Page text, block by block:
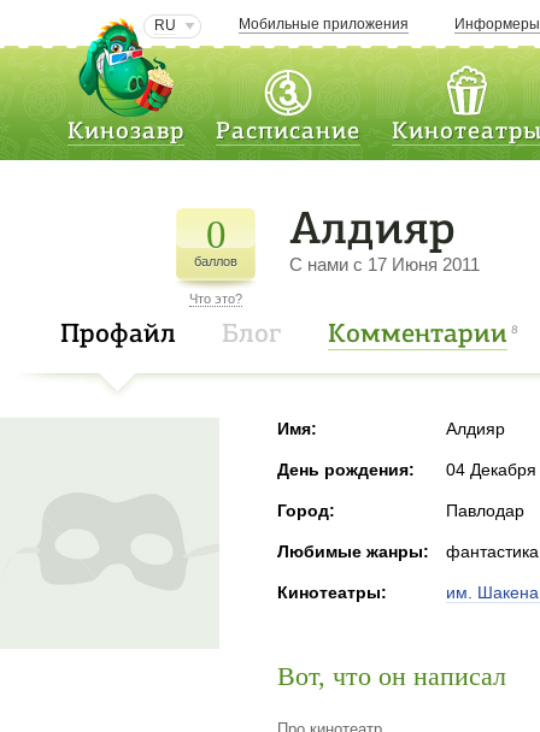
RU Мобильные приложения Информеры
Кинозавр Расписание
0
баллов
Что это?
Алдияр
C нами с 17 Июня 2011
Профайл Блог Комментарии 8
Имя: Алдияр
День рождения: 04
Город: Павлодар
Любимые жанры:
Кинотеатры: им.
Вот, что он написал